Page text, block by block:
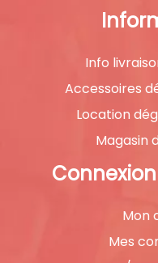
Info
Accessoires
Location
Magasin
Mon
Mes